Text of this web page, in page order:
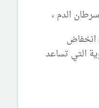
الدم ،
انخفاض
التي تساعد